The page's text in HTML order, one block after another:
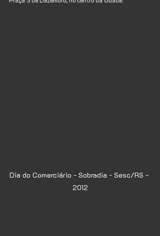
Dia do Comerciário - Sobradia - Sesc/RS -
2012